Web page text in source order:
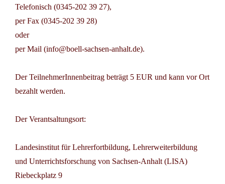
Telefonisch (0345-202 39 27),
per Fax (0345-202 39 28)
oder
per Mail (info@boell-sachsen-anhalt.de).
Der TeilnehmerInnenbeitrag beträgt 5 EUR und kann vor Ort
bezahlt werden.
Der Verantsaltungsort:
Landesinstitut für Lehrerfortbildung, Lehrerweiterbildung
und Unterrichtsforschung von Sachsen-Anhalt (LISA)
Riebeckplatz 9